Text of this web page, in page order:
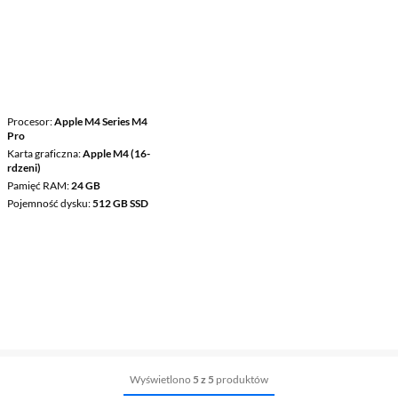
Procesor Apple M4 Series M4
Pro
Karta graficzna Apple M4 (16-
rdzeni)
Pamięć RAM 24 GB
Pojemność dysku 512 GB SSD
Wyświetlono 5 z 5 produktów